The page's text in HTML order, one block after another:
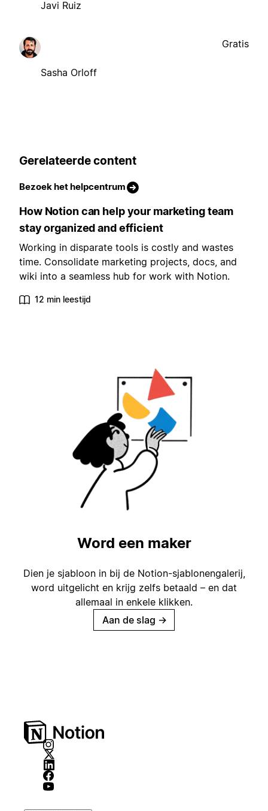
Javi Ruiz
Sasha Orloff
Gratis
Gerelateerde content
Bezoek het helpcentrum
How Notion can help your marketing team
stay organized and efficient
Working in disparate tools is costly and wastes
time. Consolidate marketing projects, docs, and
wiki into a seamless hub for work with Notion.
12 min leestijd
Word een maker
Dien je sjabloon in bij de Notion-sjablonengalerij,
word uitgelicht en krijg zelfs betaald – en dat
allemaal in enkele klikken.
Aan de slag →